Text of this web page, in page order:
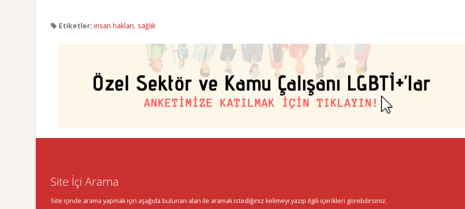
Etiketler: insan hakları, sağlık
Site İçi Arama
Site içinde arama yapmak için aşağıda bulunan alan ile aramak istediğiniz kelimeyi yazıp ilgili içerikleri görebilirsiniz.